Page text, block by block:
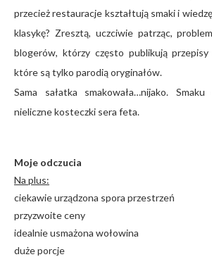
przecież restauracje kształtują smaki i
klasykę? Zresztą, uczciwie patrząc,
blogerów, którzy często publikują przepisy
które są tylko parodią oryginałów.
Sama sałatka smakowała…nijako.
nieliczne kosteczki sera feta.
Moje odczucia
Na plus:
ciekawie urządzona spora przestrzeń
przyzwoite ceny
idealnie usmażona wołowina
duże porcje